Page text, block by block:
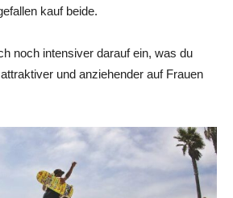
kauf beide.
noch intensiver darauf ein, was du
und anziehender auf Frauen